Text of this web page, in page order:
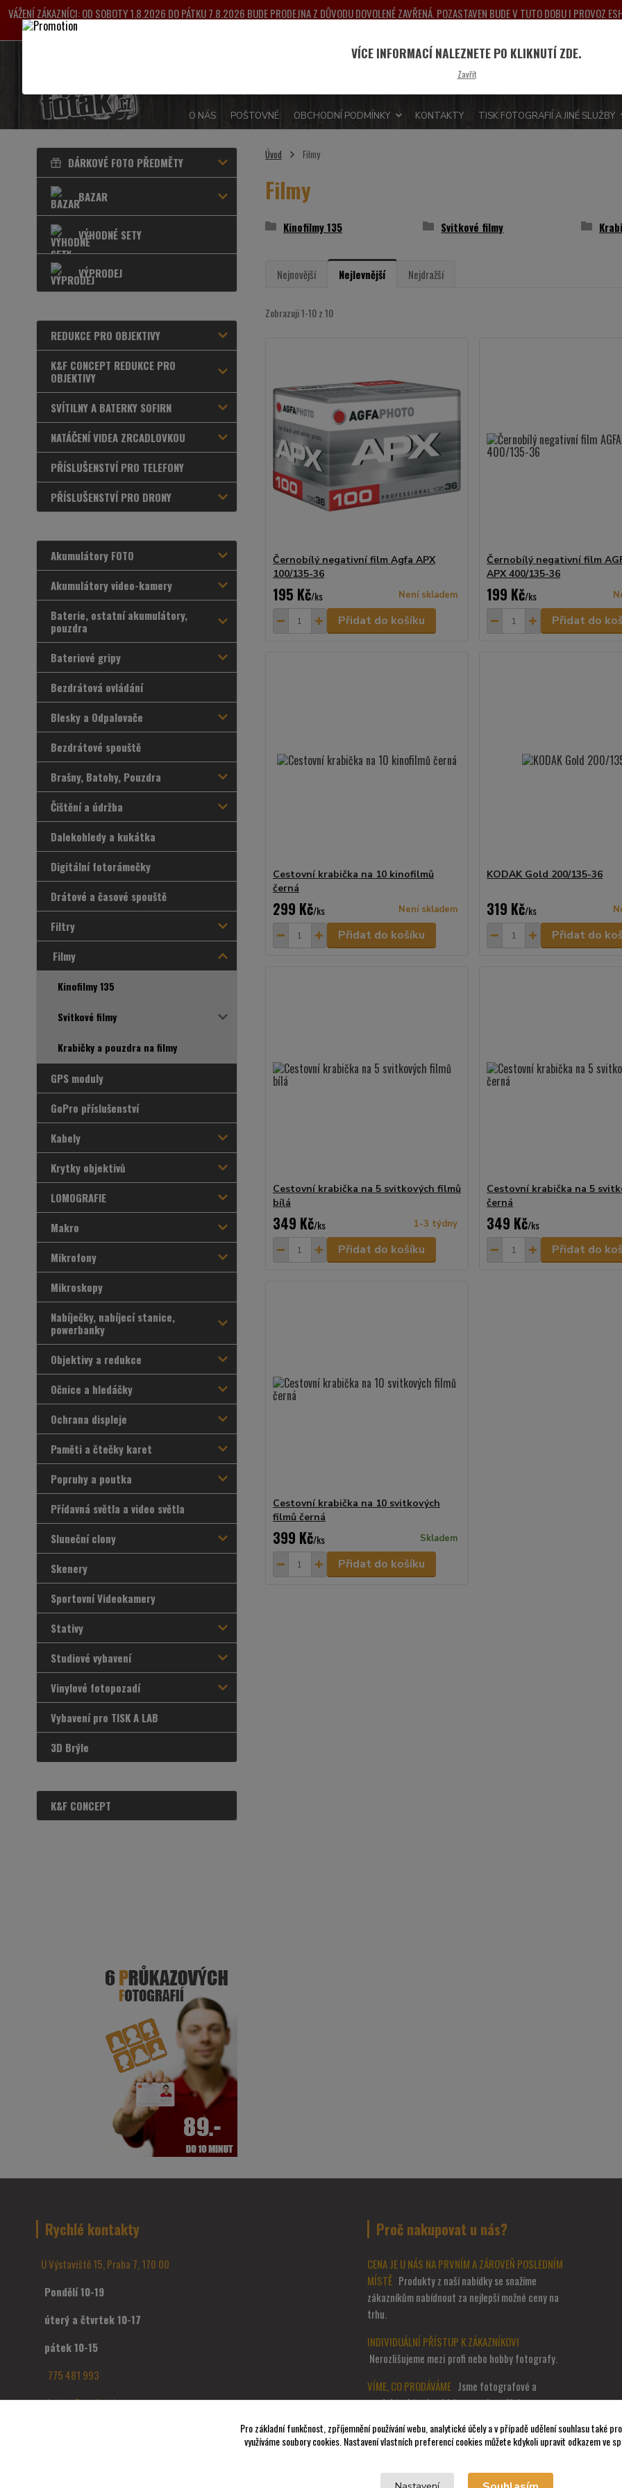
VÁŽENÍ ZÁKAZNÍCI: OD SOBOTY 1.8.2026 DO PÁTKU 7.8.2026 BUDE PRODEJNA Z DŮVODU DOVOLENÉ ZAVŘENÁ. POZASTAVEN BUDE V TUTO DOBU I PROVOZ
O NÁS POŠTOVNÉ OBCHODNÍ PODMÍNKY KONTAKTY TISK FOTOGRAFIÍ A JINÉ SLUŽBY
DÁRKOVÉ FOTO PŘEDMĚTY
BAZAR
VÝHODNÉ SETY
VÝPRODEJ
REDUKCE PRO OBJEKTIVY
K&F CONCEPT REDUKCE PRO
OBJEKTIVY
SVÍTILNY A BATERKY SOFIRN
NATÁČENÍ VIDEA ZRCADLOVKOU
PŘÍSLUŠENSTVÍ PRO TELEFONY
PŘÍSLUŠENSTVÍ PRO DRONY
Akumulátory FOTO
Akumulátory video-kamery
Baterie, ostatní akumulátory,
pouzdra
Bateriové gripy
Bezdrátová ovládání
Blesky a Odpalovače
Bezdrátové spouště
Brašny, Batohy, Pouzdra
Čištění a údržba
Dalekohledy a kukátka
Digitální fotorámečky
Drátové a časové spouště
Filtry
Filmy
Kinofilmy 135
Svitkové filmy
Krabičky a pouzdra na filmy
GPS moduly
GoPro příslušenství
Kabely
Krytky objektivů
LOMOGRAFIE
Makro
Mikrofony
Mikroskopy
Nabíječky, nabíjecí stanice,
powerbanky
Objektivy a redukce
Očnice a hledáčky
Ochrana displeje
Paměti a čtečky karet
Popruhy a poutka
Přídavná světla a video světla
Sluneční clony
Skenery
Sportovní Videokamery
Stativy
Studiové vybavení
Vinylové fotopozadí
Vybavení pro TISK A LAB
3D Brýle
K&F CONCEPT
Úvod Filmy
Filmy
Kinofilmy 135 Svitkové filmy
Nejnovější Nejlevnější Nejdražší
Zobrazuji 1-10 z 10
Černobílý negativní film Agfa APX
100/135-36
195 Kč/ks Není skladem
Přidat do košíku
Černobílý negativní film
APX 400/135-36
199 Kč/ks
Přidat do
Cestovní krabička na 10 kinofilmů
černá
299 Kč/ks Není skladem
Přidat do košíku
KODAK Gold 200/135-36
319 Kč/ks
Přidat do
Cestovní krabička na 5 svitkových filmů
bílá
349 Kč/ks 1-3 týdny
Přidat do košíku
Cestovní krabička na 5
černá
349 Kč/ks
Přidat do
Cestovní krabička na 10 svitkových
filmů černá
399 Kč/ks Skladem
Přidat do košíku
Rychlé kontakty
U Výstaviště 15, Praha 7, 170 00
Pondělí 10-19
úterý a čtvrtek 10-17
pátek 10-15
775 481 993
dotazy@profotak.cz
Proč nakupovat u nás?
CENA JE U NÁS NA PRVNÍM A ZÁROVEŇ POSLEDNÍM
MÍSTĚ Produkty z naší nabídky se snažíme
zákazníkům nabídnout za nejlepší možné ceny na
trhu.
INDIVIDUÁLNÍ PŘÍSTUP K ZÁKAZNÍKOVI
Nerozlišujeme mezi profi nebo hobby fotografy.
VÍME, CO PRODÁVÁME Jsme fotografové a
produkty, které nabízíme, sami používáme.
ZÁZEMÍ KAMENNÉ PRODEJNY V PRAZENa naší
prodejně v Praze naleznete spoustu zboží
VÍCE INFORMACÍ NALEZNETE PO KLIKNUTÍ ZDE.
Zavřít
Pro základní funkčnost, zpříjemnění používání webu, analytické účely a v případě udělení souhlasu také
využíváme soubory cookies. Nastavení vlastních preferencí cookies můžete kdykoli upravit odkazem ve